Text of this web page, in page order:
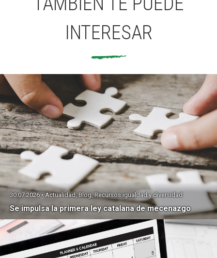
INTERESAR
Se impulsa la primera ley catalana de mecenazgo
30.07.2026 • Actualidad, Blog, Recursos igualdad y diversidad